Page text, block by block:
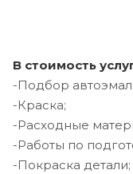
В стоимость
-Подбор
-Краска;
-Расходные
-Работы по
-Покраска детали;